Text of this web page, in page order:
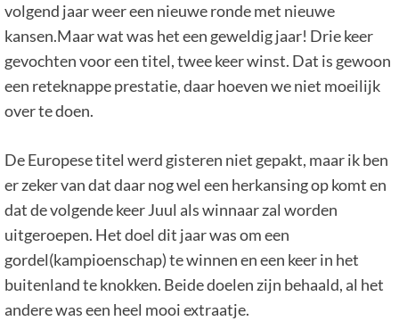
volgend jaar weer een nieuwe ronde met nieuwe
kansen.Maar wat was het een geweldig jaar! Drie keer
gevochten voor een titel, twee keer winst. Dat is gewoon
een reteknappe prestatie, daar hoeven we niet moeilijk
over te doen.
De Europese titel werd gisteren niet gepakt, maar ik ben
er zeker van dat daar nog wel een herkansing op komt en
dat de volgende keer Juul als winnaar zal worden
uitgeroepen. Het doel dit jaar was om een
gordel(kampioenschap) te winnen en een keer in het
buitenland te knokken. Beide doelen zijn behaald, al het
andere was een heel mooi extraatje.